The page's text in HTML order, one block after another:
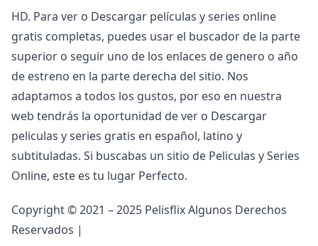
HD. Para ver o Descargar películas y series online
gratis completas, puedes usar el buscador de la parte
superior o seguir uno de los enlaces de genero o año
de estreno en la parte derecha del sitio. Nos
adaptamos a todos los gustos, por eso en nuestra
web tendrás la oportunidad de ver o Descargar
peliculas y series gratis en español, latino y
subtituladas. Si buscabas un sitio de Peliculas y Series
Online, este es tu lugar Perfecto.
Copyright © 2021 – 2025 Pelisflix Algunos Derechos
Reservados |